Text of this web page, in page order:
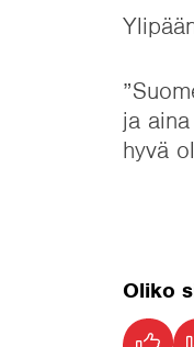
ja
hyvä
Oliko